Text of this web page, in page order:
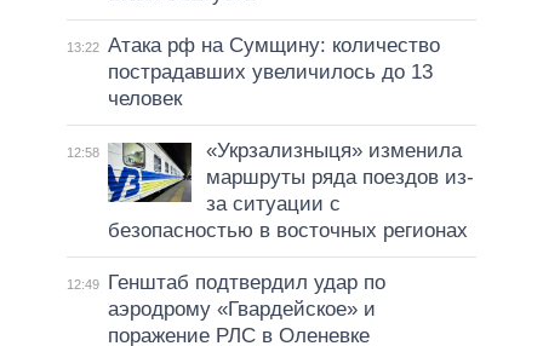
13:22 Атака рф на Сумщину: количество
пострадавших увеличилось до 13
человек
12:58
«Укрзализныця» изменила
маршруты ряда поездов из-
за ситуации с
безопасностью в восточных регионах
12:49
Генштаб подтвердил удар по
аэродрому «Гвардейское» и
поражение РЛС в Оленевке